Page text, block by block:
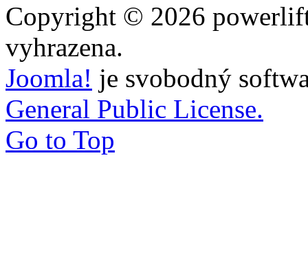
Copyright © 2026
vyhrazena.
Joomla! je svobodný
General Public License.
Go to Top